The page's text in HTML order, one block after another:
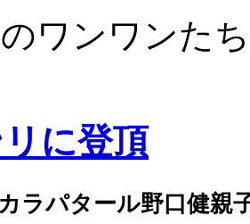
ワンワンた
に登頂
ラパタール野口健親